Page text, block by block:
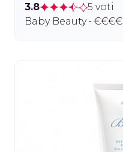
3.8
5 voti
Baby Beauty • €€€€